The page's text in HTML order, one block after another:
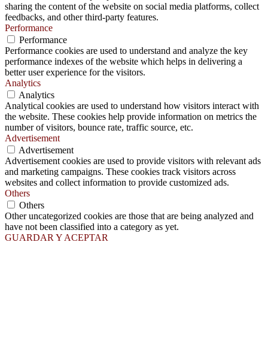
sharing the content of the website on social media platforms, collect
feedbacks, and other third-party features.
Performance
Performance
Performance cookies are used to understand and analyze the key
performance indexes of the website which helps in delivering a
better user experience for the visitors.
Analytics
Analytics
Analytical cookies are used to understand how visitors interact with
the website. These cookies help provide information on metrics the
number of visitors, bounce rate, traffic source, etc.
Advertisement
Advertisement
Advertisement cookies are used to provide visitors with relevant ads
and marketing campaigns. These cookies track visitors across
websites and collect information to provide customized ads.
Others
Others
Other uncategorized cookies are those that are being analyzed and
have not been classified into a category as yet.
GUARDAR Y ACEPTAR